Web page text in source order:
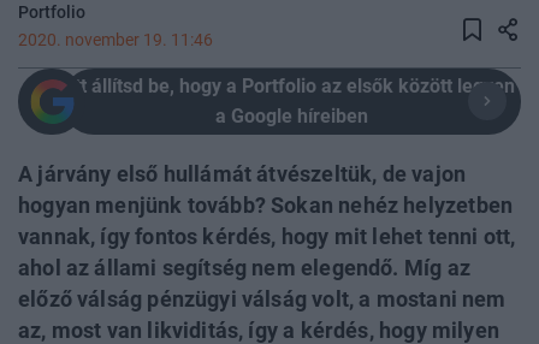
Portfolio
2020. november 19. 11:46
Itt állítsd be, hogy a Portfolio az elsők között legyen
a Google híreiben
A járvány első hullámát átvészeltük, de vajon
hogyan menjünk tovább? Sokan nehéz helyzetben
vannak, így fontos kérdés, hogy mit lehet tenni ott,
ahol az állami segítség nem elegendő. Míg az
előző válság pénzügyi válság volt, a mostani nem
az, most van likviditás, így a kérdés, hogy milyen